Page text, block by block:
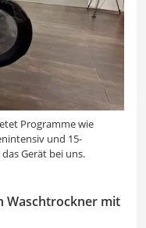
Programme wie
und 15-
Gerät bei uns.
Waschtrockner mit